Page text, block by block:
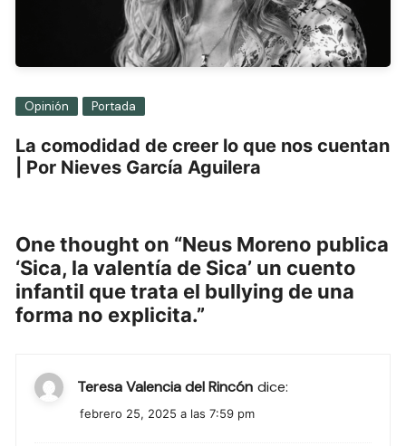
Opinión Portada
La comodidad de creer lo que nos cuentan
| Por Nieves García Aguilera
One thought on “Neus Moreno publica
‘Sica, la valentía de Sica’ un cuento
infantil que trata el bullying de una
forma no explicita.”
Teresa Valencia del Rincón dice:
febrero 25, 2025 a las 7:59 pm